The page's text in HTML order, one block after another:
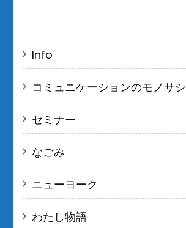
Info
コミュニケーションのモノサシ
セミナー
なごみ
ニューヨーク
わたし物語